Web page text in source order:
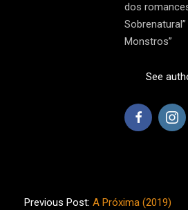
dos
Monstros”
See
04-
Previous Post: A Próxima (2019)